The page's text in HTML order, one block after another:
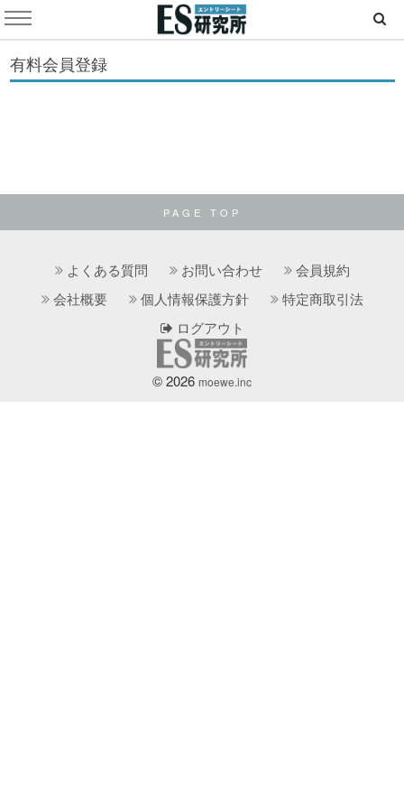
有料会員登録
PAGE TOP
よくある質問 お問い合わせ
会員規約
会社概要
個人情報保護方針
特定商取引法
ログアウト
© 2026 moewe.inc